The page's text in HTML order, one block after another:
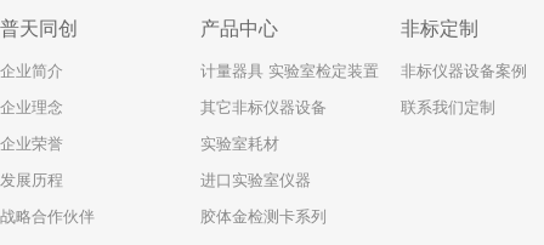
普天同创
企业简介
企业理念
企业荣誉
发展历程
战略合作伙伴
产品中心
计量器具 实验室检定装置
其它非标仪器设备
实验室耗材
进口实验室仪器
胶体金检测卡系列
非标定制
非标仪器设备案例
联系我们定制